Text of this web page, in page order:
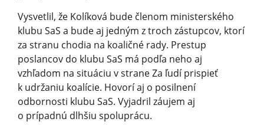
Vysvetlil, že Kolíková bude členom ministerského
klubu SaS a bude aj jedným z troch zástupcov, ktorí
za stranu chodia na koaličné rady. Prestup
poslancov do klubu SaS má podľa neho aj
vzhľadom na situáciu v strane Za ľudí prispieť
k udržaniu koalície. Hovorí aj o posilnení
odbornosti klubu SaS. Vyjadril záujem aj
o prípadnú dlhšiu spoluprácu.